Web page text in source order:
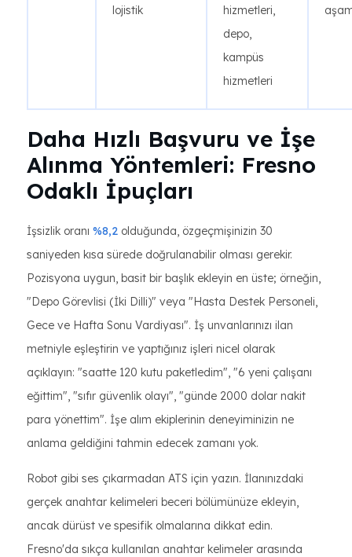
lojistik
hizmetleri,
depo,
kampüs
hizmetleri
Daha Hızlı Başvuru ve İşe
Alınma Yöntemleri: Fresno
Odaklı İpuçları
İşsizlik oranı %8,2 olduğunda, özgeçmişinizin 30
saniyeden kısa sürede doğrulanabilir olması gerekir.
Pozisyona uygun, basit bir başlık ekleyin en üste; örneğin,
"Depo Görevlisi (İki Dilli)" veya "Hasta Destek Personeli,
Gece ve Hafta Sonu Vardiyası". İş unvanlarınızı ilan
metniyle eşleştirin ve yaptığınız işleri nicel olarak
açıklayın: "saatte 120 kutu paketledim", "6 yeni çalışanı
eğittim", "sıfır güvenlik olayı", "günde 2000 dolar nakit
para yönettim". İşe alım ekiplerinin deneyiminizin ne
anlama geldiğini tahmin edecek zamanı yok.
Robot gibi ses çıkarmadan ATS için yazın. İlanınızdaki
gerçek anahtar kelimeleri beceri bölümünüze ekleyin,
ancak dürüst ve spesifik olmalarına dikkat edin.
Fresno'da sıkça kullanılan anahtar kelimeler arasında